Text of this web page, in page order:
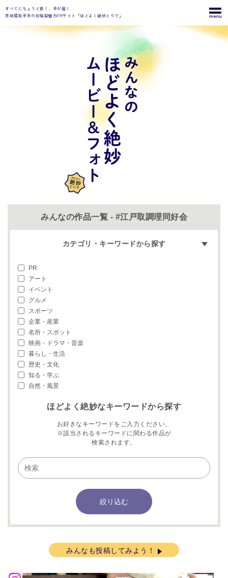
すべてにちょうど良く、手が届く
茨城県取手市の投稿型魅力PRサイト「ほどよく絶妙とりで」
みんなの作品一覧 - #江戸取調理同好会
カテゴリ・キーワードから探す
PR
アート
イベント
グルメ
スポーツ
企業・産業
名所・スポット
映画・ドラマ・音楽
暮らし・生活
歴史・文化
知る・学ぶ
自然・風景
ほどよく絶妙なキーワードから探す
お好きなキーワードをご入力ください。
※該当されるキーワードに関わる作品が
検索されます。
みんなも投稿してみよう！